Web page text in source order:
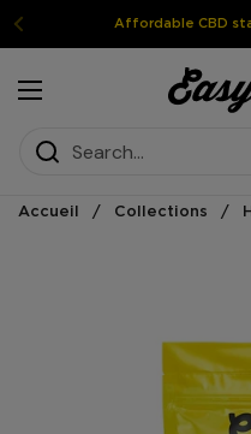
Skip to contentAffordable CBD
Open the menu
Accueil / Collections /